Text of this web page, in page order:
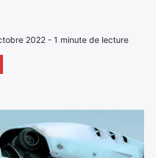
2022 - 1 minute de lecture